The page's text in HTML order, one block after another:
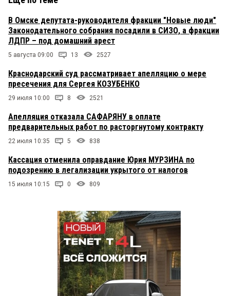
В Омске депутата-руководителя фракции "Новые люди"
Законодательного собрания посадили в СИЗО, а фракции
ЛДПР – под домашний арест
5 августа 09:00 13 2527
Краснодарский суд рассматривает апелляцию о мере
пресечения для Сергея КОЗУБЕНКО
29 июля 10:00 8 2521
Апелляция отказала САФАРЯНУ в оплате
предварительных работ по расторгнутому контракту
22 июля 10:35 5 838
Кассация отменила оправдание Юрия МУРЗИНА по
подозрению в легализации укрытого от налогов
15 июля 10:15 0 809